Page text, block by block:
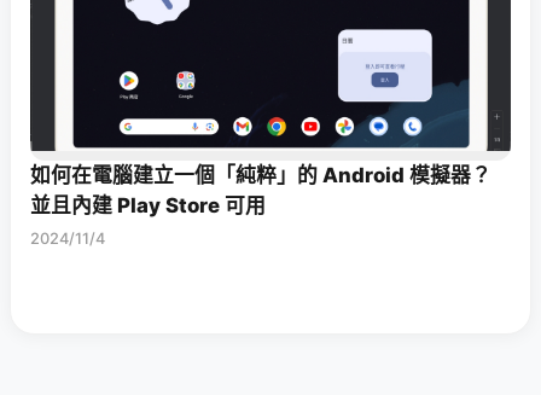
如何在電腦建立一個「純粹」的 Android 模擬器？
並且內建 Play Store 可用
2024/11/4